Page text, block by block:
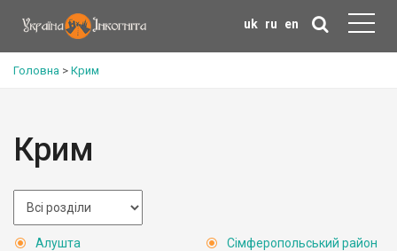
uk ru en
Головна > Крим
Крим
Алушта
Сімферопольський район